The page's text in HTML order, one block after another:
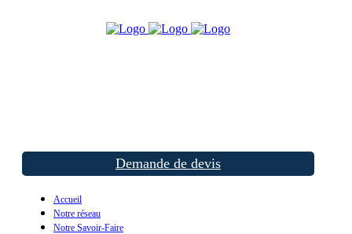
Demande de devis
Accueil
Notre réseau
Notre Savoir-Faire